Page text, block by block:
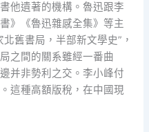
他遺著的機構。魯迅跟李
》《魯迅雜感全集》等主
舊書局，半部新文學史”，
之間的關系雖經一番曲
并非勢利之交。李小峰付
這種高額版稅，在中國現